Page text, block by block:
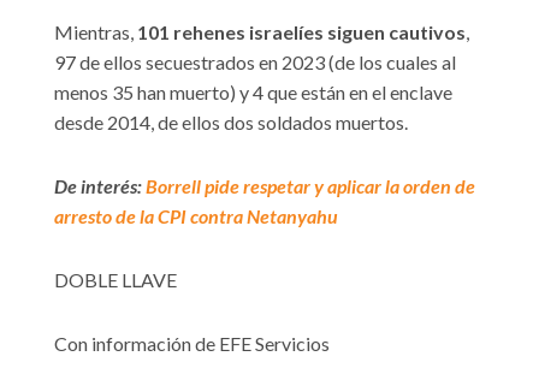
Mientras, 101 rehenes israelíes siguen cautivos,
97 de ellos secuestrados en 2023 (de los cuales al
menos 35 han muerto) y 4 que están en el enclave
desde 2014, de ellos dos soldados muertos.
De interés:Borrell pide respetar y aplicar la orden de
arresto de la CPI contra Netanyahu
DOBLE LLAVE
Con información de EFE Servicios